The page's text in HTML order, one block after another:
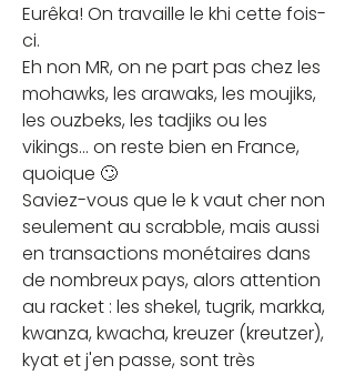
Eurêka! On travaille le khi cette fois-
ci.
Eh non MR, on ne part pas chez les
mohawks, les arawaks, les moujiks,
les ouzbeks, les tadjiks ou les
vikings... on reste bien en France,
quoique 🙄
Saviez-vous que le k vaut cher non
seulement au scrabble, mais aussi
en transactions monétaires dans
de nombreux pays, alors attention
au racket : les shekel, tugrik, markka,
kwanza, kwacha, kreuzer (kreutzer),
kyat et j'en passe, sont très